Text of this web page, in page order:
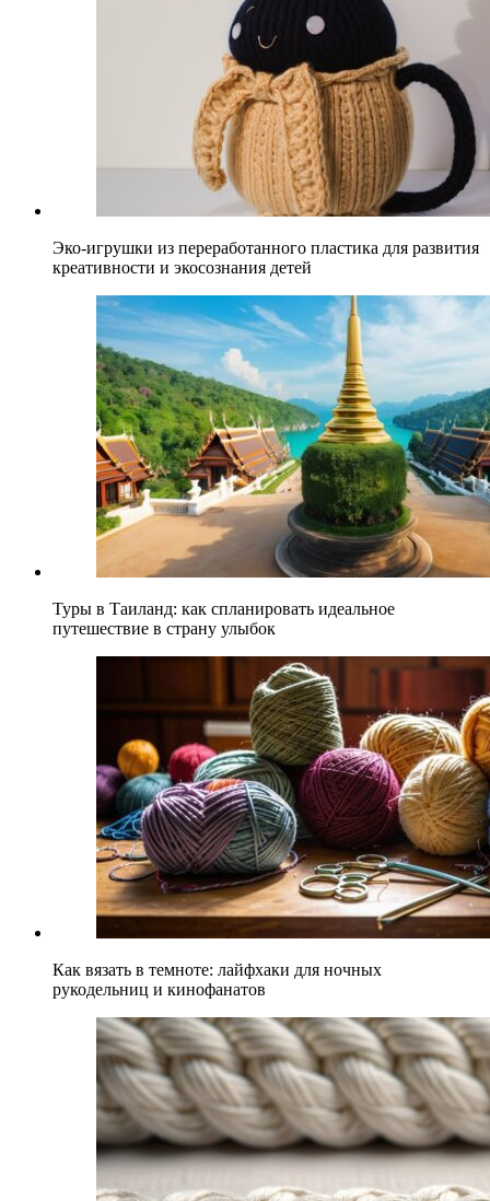
Эко-игрушки из переработанного пластика для развития
креативности и экосознания детей
Туры в Таиланд: как спланировать идеальное
путешествие в страну улыбок
Как вязать в темноте: лайфхаки для ночных
рукодельниц и кинофанатов